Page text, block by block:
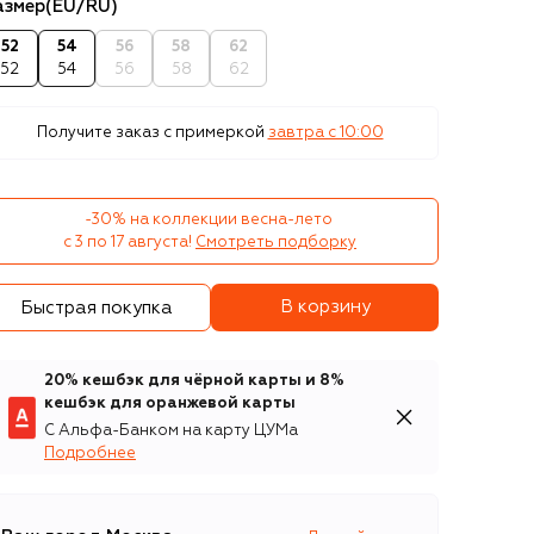
(EU/RU)
52
52
54
54
56
56
58
58
62
62
Получите заказ с примеркой завтра c 10:00
-30% на коллекции весна-лето
с 3 по 17 августа! Смотреть подборку
Быстрая покупка В корзину
20% кешбэк для чёрной карты и 8%
кешбэк для оранжевой карты
С Альфа-Банком на карту ЦУМа
Подробнее